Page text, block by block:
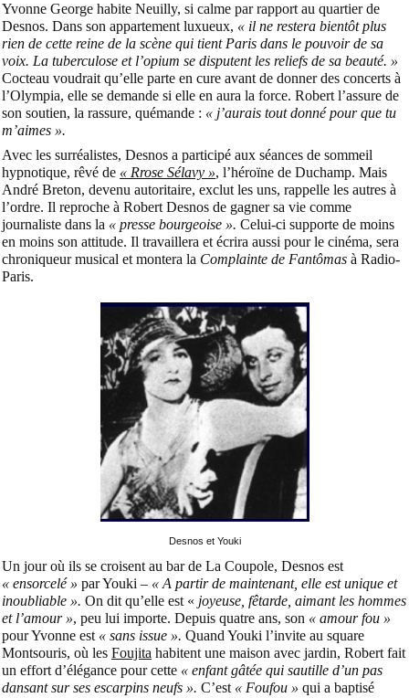
Yvonne George habite Neuilly, si calme par rapport au quartier de
Desnos. Dans son appartement luxueux, « il ne restera bientôt plus
rien de cette reine de la scène qui tient Paris dans le pouvoir de sa
voix. La tuberculose et l’opium se disputent les reliefs de sa beauté. »
Cocteau voudrait qu’elle parte en cure avant de donner des concerts à
l’Olympia, elle se demande si elle en aura la force. Robert l’assure de
son soutien, la rassure, quémande : « j’aurais tout donné pour que tu
m’aimes ».
Avec les surréalistes, Desnos a participé aux séances de sommeil
hypnotique, rêvé de « Rrose Sélavy », l’héroïne de Duchamp. Mais
André Breton, devenu autoritaire, exclut les uns, rappelle les autres à
l’ordre. Il reproche à Robert Desnos de gagner sa vie comme
journaliste dans la « presse bourgeoise ». Celui-ci supporte de moins
en moins son attitude. Il travaillera et écrira aussi pour le cinéma, sera
chroniqueur musical et montera la Complainte de Fantômas à Radio-
Paris.
Desnos et Youki
Un jour où ils se croisent au bar de La Coupole, Desnos est
« ensorcelé » par Youki – « A partir de maintenant, elle est unique et
inoubliable ». On dit qu’elle est « joyeuse, fêtarde, aimant les hommes
et l’amour », peu lui importe. Depuis quatre ans, son « amour fou »
pour Yvonne est « sans issue ». Quand Youki l’invite au square
Montsouris, où les Foujita habitent une maison avec jardin, Robert fait
un effort d’élégance pour cette « enfant gâtée qui sautille d’un pas
dansant sur ses escarpins neufs ». C’est « Foufou » qui a baptisé